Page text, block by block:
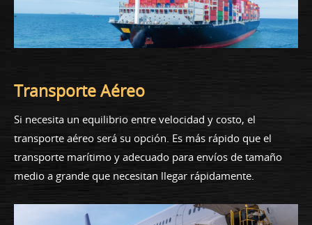
Transporte Aéreo
Si necesita un equilibrio entre velocidad y costo, el
transporte aéreo será su opción. Es más rápido que el
transporte marítimo y adecuado para envíos de tamaño
medio a grande que necesitan llegar rápidamente.